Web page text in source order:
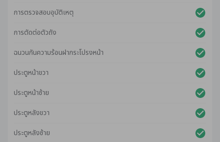
การตรวจสอบอุบัติเหตุ
การตัดต่อตัวถัง
ฉนวนกันความร้อนฝากระโปรงหน้า
ประตูหน้าขวา
ประตูหน้าซ้าย
ประตูหลังขวา
ประตูหลังซ้าย